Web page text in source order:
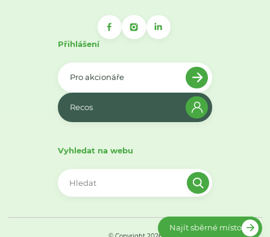
Přihlášení
Pro akcionáře
Recos
Vyhledat na webu
Najít sběrné místo